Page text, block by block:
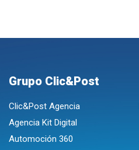
Grupo Clic&Post
Clic&Post Agencia
Agencia Kit Digital
Automoción 360